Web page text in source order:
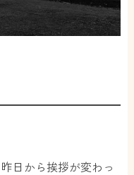
日から挨拶が変わっ